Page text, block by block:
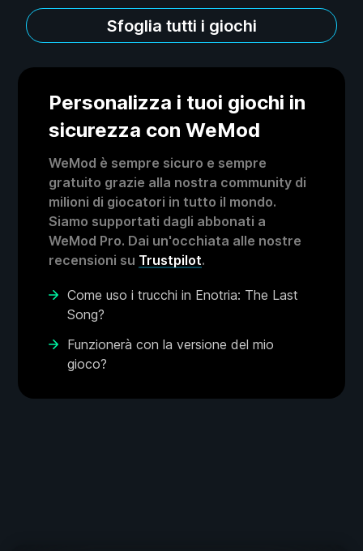
Sfoglia tutti i giochi
Personalizza i tuoi giochi in
sicurezza con WeMod
WeMod è sempre sicuro e sempre
gratuito grazie alla nostra community di
milioni di giocatori in tutto il mondo.
Siamo supportati dagli abbonati a
WeMod Pro. Dai un'occhiata alle nostre
recensioni su Trustpilot.
Come uso i trucchi in Enotria: The Last
Song?
Funzionerà con la versione del mio
gioco?